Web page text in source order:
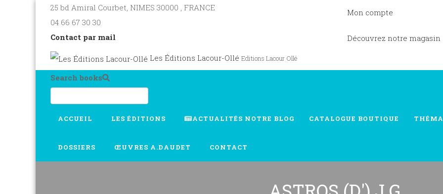
25 bd Amiral Courbet, NIMES 30000 , FRANCE
04 66 67 30 30
Contact par mail
Mon compte
Découvrez notre magasin
Les Éditions Lacour-Ollé Editions Lacour Ollé
Search books
ACCUEIL LES ÉDITIONS ACTUALITÉS NOTRE BLOG CATALOGUE BOUTIQUE
DOSSIERS ŒUVRES A.DAUDET CONTACT